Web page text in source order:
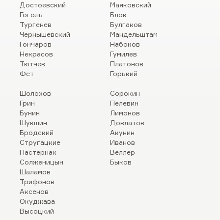
Достоевский
Гоголь
Тургенев
Чернышевский
Гончаров
Некрасов
Тютчев
Фет
Маяковский
Блок
Булгаков
Мандельштам
Набоков
Гумилев
Платонов
Горький
Шолохов
Грин
Бунин
Шукшин
Бродский
Стругацкие
Пастернак
Солженицын
Шаламов
Трифонов
Аксенов
Окуджава
Высоцкий
Сорокин
Пелевин
Лимонов
Довлатов
Акунин
Иванов
Веллер
Быков